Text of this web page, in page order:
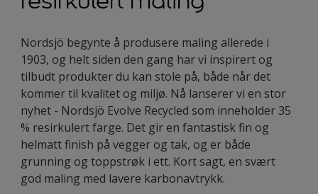
Nordsjö begynte å produsere maling allerede i
1903, og helt siden den gang har vi inspirert og
tilbudt produkter du kan stole på, både når det
kommer til kvalitet og miljø. Nå lanserer vi en stor
nyhet - Nordsjö Evolve Recycled som inneholder 35
% resirkulert farge. Det gir en fantastisk fin og
helmatt finish på vegger og tak, og er både
grunning og toppstrøk i ett. Kort sagt, en svært
god maling med lavere karbonavtrykk.